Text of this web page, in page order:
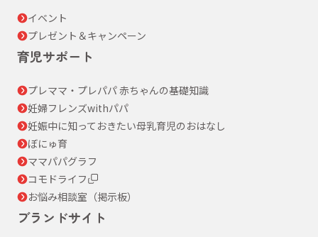
イベント
プレゼント＆キャンペーン
育児サポート
プレママ・プレパパ 赤ちゃんの基礎知識
妊婦フレンズwithパパ
妊娠中に知っておきたい母乳育児のおはなし
ぼにゅ育
ママパパグラフ
コモドライフ
お悩み相談室（掲示板）
ブランドサイト